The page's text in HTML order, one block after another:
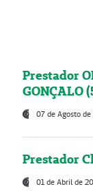
Prestador
GONÇALO
07 de Agosto
Prestador
01 de Abril de